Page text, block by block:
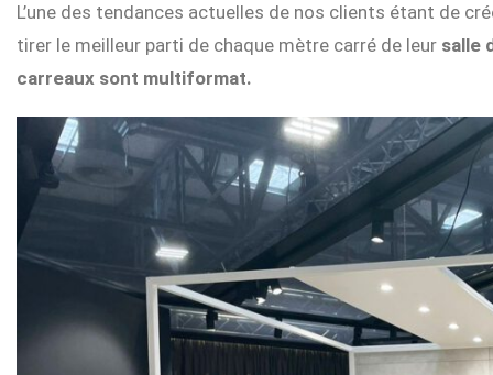
L’une des tendances actuelles de nos clients étant de
tirer le meilleur parti de chaque mètre carré de leur salle
carreaux sont multiformat.